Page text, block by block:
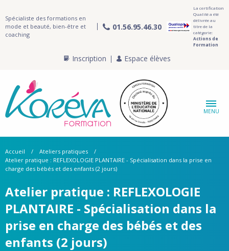
Spécialiste des formations en
mode et beauté, bien-être et
coaching
01.56.95.46.30
La certification
Qualité a été
délivrée au
titre de la
catégorie:
Actions de
Formation
Inscription Espace élèves
MENU
Accueil
Ateliers pratiques
Atelier pratique : REFLEXOLOGIE PLANTAIRE - Spécialisation dans la prise en
charge des bébés et des enfants (2 jours)
Atelier pratique : REFLEXOLOGIE
PLANTAIRE - Spécialisation dans la
prise en charge des bébés et des
enfants (2 jours)